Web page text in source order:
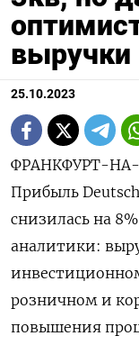
выручки
25.10.2023
ФРАНКФУРТ-НА-
Прибыль
снизилась на
аналитики:
розничном и
повышения